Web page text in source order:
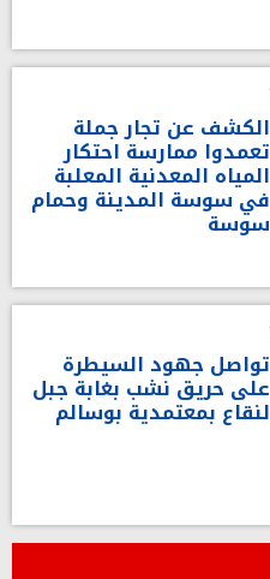
الكشف عن تجار جملة
تعمدوا ممارسة احتكار
المياه المعدنية المعلبة
في سوسة المدينة وحمام
سوسة
تواصل جهود السيطرة
على حريق نشب بغابة جبل
لنقاع بمعتمدية بوسالم